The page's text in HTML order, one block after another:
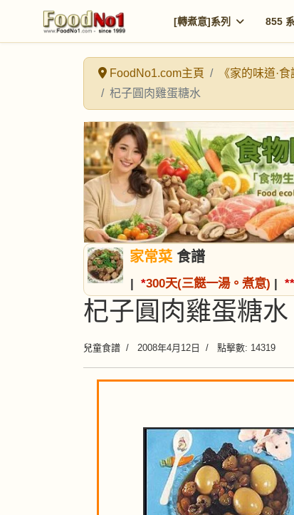
[轉煮意]系列 855
FoodNo1.com主頁 《家的味道·食
杞子圓肉雞蛋糖水
家常菜 食譜
| *300天(三餸一湯。煮意) | **
杞子圓肉雞蛋糖水
兒童食譜 2008年4月12日 點擊數: 14319